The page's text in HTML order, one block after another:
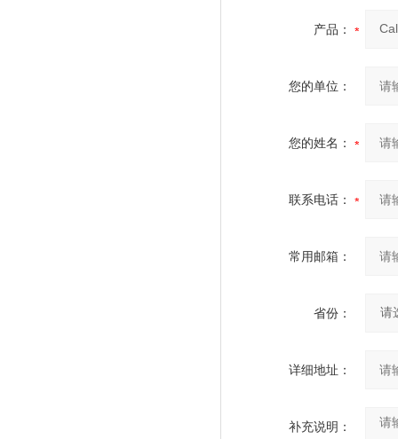
产品：
您的单位：
您的姓名：
联系电话：
常用邮箱：
省份：
详细地址：
补充说明：